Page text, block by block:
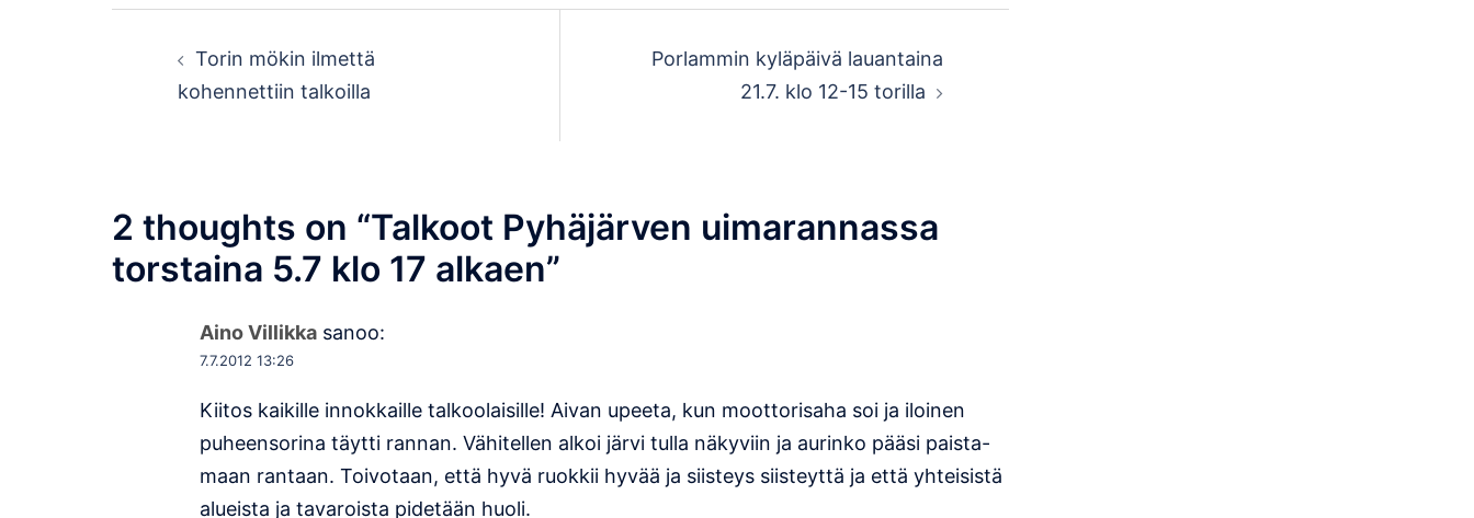
navigation
Torin mökin ilmettä
kohennettiin talkoilla
Porlammin kyläpäivä lauantaina
21.7. klo 12-15 torilla
2 thoughts on “Talkoot Pyhäjärven uimarannassa
torstaina 5.7 klo 17 alkaen”
Aino Villikka sanoo:
7.7.2012 13:26
Kiitos kaikille innokkaille talkoolaisille! Aivan upeeta, kun moottorisaha soi ja iloinen
puheensorina täytti rannan. Vähitellen alkoi järvi tulla näkyviin ja aurinko pääsi paista-
maan rantaan. Toivotaan, että hyvä ruokkii hyvää ja siisteys siisteyttä ja että yhteisistä
alueista ja tavaroista pidetään huoli.